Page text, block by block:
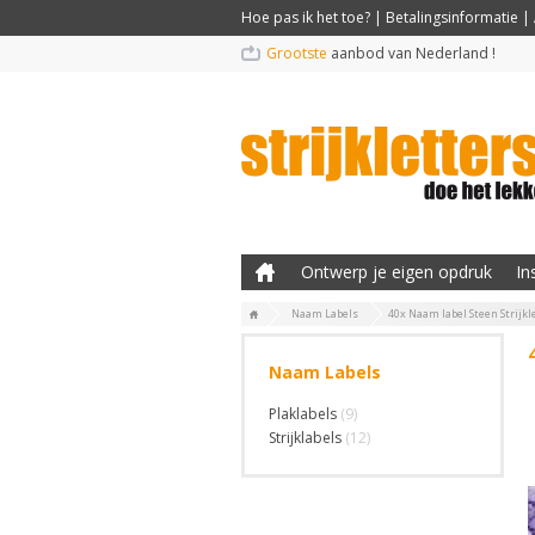
Hoe pas ik het toe? | Betalingsinformatie |
Grootste aanbod van Nederland !
Ontwerp je eigen opdruk
Naam Labels 40x Naam label Steen
Naam Labels
Plaklabels (9)
Strijklabels (12)